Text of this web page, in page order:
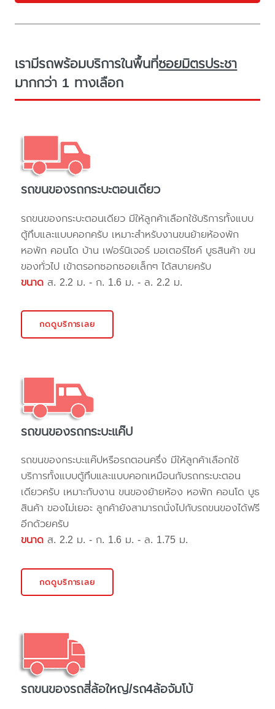
เรามีรถพร้อมบริการในพื้นที่ซอยมิตรประชา
มากกว่า 1 ทางเลือก
รถขนของรถกระบะตอนเดียว
รถขนของกระบะตอนเดียว มีให้ลูกค้าเลือกใช้บริการทั้งแบบ
ตู้ทึบและแบบคอกครับ เหมาะสำหรับงานขนย้ายห้องพัก
หอพัก คอนโด บ้าน เฟอร์นิเจอร์ มอเตอร์ไซค์ บูธสินค้า ขน
ของทั่วไป เข้าตรอกซอกซอยเล็กๆ ได้สบายครับ
ขนาด ส. 2.2 ม. - ก. 1.6 ม. - ล. 2.2 ม.
กดดูบริการเลย
รถขนของรถกระบะแค๊ป
รถขนของกระบะแค๊ปหรือรถตอนครึ่ง มีให้ลูกค้าเลือกใช้
บริการทั้งแบบตู้ทึบและแบบคอกเหมือนกับรถกระบะตอน
เดียวครับ เหมาะกับงาน ขนของย้ายห้อง หอพัก คอนโด บูธ
สินค้า ของไม่เยอะ ลูกค้ายังสามารถนั่งไปกับรถขนของได้ฟรี
อีกด้วยครับ
ขนาด ส. 2.2 ม. - ก. 1.6 ม. - ล. 1.75 ม.
กดดูบริการเลย
รถขนของรถสี่ล้อใหญ่/รถ4ล้อจัมโบ้